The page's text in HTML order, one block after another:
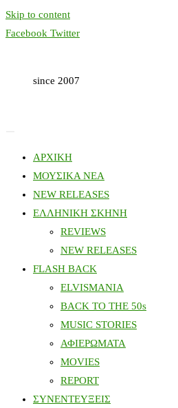
Skip to content
Facebook Twitter
since 2007
ΑΡΧΙΚΗ
ΜΟΥΣΙΚΑ ΝΕΑ
NEW RELEASES
ΕΛΛΗΝΙΚΗ ΣΚΗΝΗ
REVIEWS
NEW RELEASES
FLASH BACK
ELVISMANIA
BACK TO THE 50s
MUSIC STORIES
ΑΦΙΕΡΩΜΑΤΑ
MOVIES
REPORT
ΣΥΝΕΝΤΕΥΞΕΙΣ